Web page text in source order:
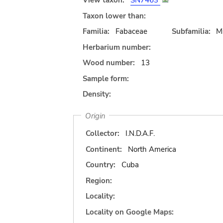
Taxon lower than:
Familia:
Fabaceae Subfamilia:
Herbarium number:
Wood number:
13
Sample form:
Density:
Origin
Collector:
I.N.D.A.F.
Continent:
North America
Country:
Cuba
Region:
Locality:
Locality on Google Maps: